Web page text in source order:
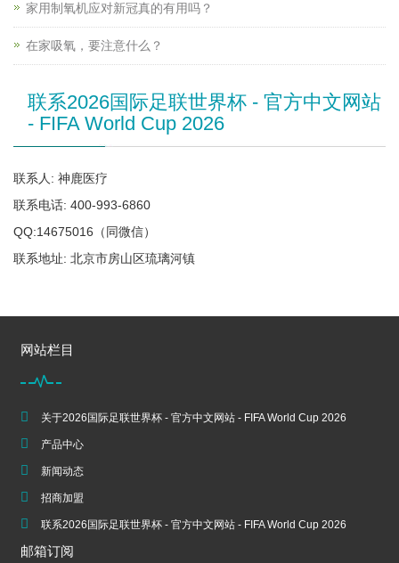
家用制氧机应对新冠真的有用吗？
在家吸氧，要注意什么？
联系2026国际足联世界杯 - 官方中文网站
- FIFA World Cup 2026
联系人: 神鹿医疗
联系电话: 400-993-6860
QQ:14675016（同微信）
联系地址: 北京市房山区琉璃河镇
网站栏目
关于2026国际足联世界杯 - 官方中文网站 - FIFA World Cup 2026
产品中心
新闻动态
招商加盟
联系2026国际足联世界杯 - 官方中文网站 - FIFA World Cup 2026
邮箱订阅